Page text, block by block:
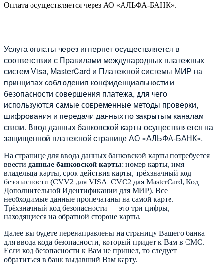
Оплата осуществляется через АО «АЛЬФА-БАНК».
Услуга оплаты через интернет осуществляется в
соответствии с Правилами международных платежных
систем Visa, MasterCard и Платежной системы МИР на
принципах соблюдения конфиденциальности и
безопасности совершения платежа, для чего
используются самые современные методы проверки,
шифрования и передачи данных по закрытым каналам
связи. Ввод данных банковской карты осуществляется на
защищенной платежной странице АО «АЛЬФА-БАНК».
На странице для ввода данных банковской карты потребуется
ввести данные банковской карты: номер карты, имя
владельца карты, срок действия карты, трёхзначный код
безопасности (CVV2 для VISA, CVC2 для MasterCard, Код
Дополнительной Идентификации для МИР). Все
необходимые данные пропечатаны на самой карте.
Трёхзначный код безопасности — это три цифры,
находящиеся на обратной стороне карты.
Далее вы будете перенаправлены на страницу Вашего банка
для ввода кода безопасности, который придет к Вам в СМС.
Если код безопасности к Вам не пришел, то следует
обратиться в банк выдавший Вам карту.